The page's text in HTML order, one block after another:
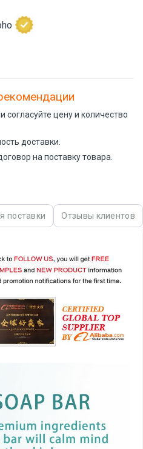
цену и количество
доставки.
на поставку товара.
поставки Отзывы клиентов